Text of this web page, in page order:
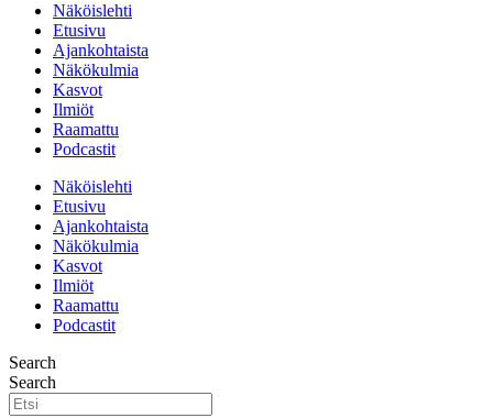
Näköislehti
Etusivu
Ajankohtaista
Näkökulmia
Kasvot
Ilmiöt
Raamattu
Podcastit
Näköislehti
Etusivu
Ajankohtaista
Näkökulmia
Kasvot
Ilmiöt
Raamattu
Podcastit
Search
Search